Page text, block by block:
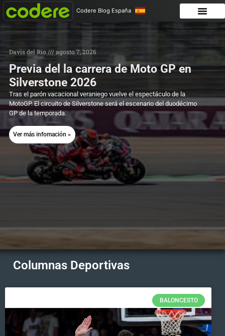
Codere Blog España
Previa del la carrera de Moto GP en
Silverstone 2026
Davis del Rio agosto 7, 2026
Tras el parón vacacional veraniego vuelve el espectáculo de la
MotoGP. El circuito de Silverstone será el escenario del duodécimo
GP de la temporada.
Ver más infomación »
Columnas Deportivas
BALONCESTO